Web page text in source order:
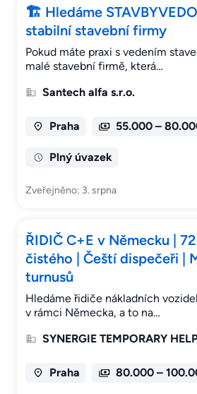
🏗 Hledáme
stabilní stavební firmy
Pokud máte praxi s vedením
malé stavební firmě, která…
Santech alfa s.r.o.
Praha 55.000 –
Plný úvazek
Zveřejněno: 3. srpna
ŘIDIČ C+E v Německu |
čistého | Čeští dispečeři |
turnusů
Hledáme řidiče nákladních
v rámci Německa, a to na…
SYNERGIE TEMPORARY
Praha 80.000 –